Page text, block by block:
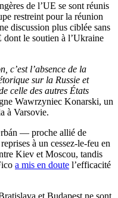
de l’UE se sont réunis
restreint pour la réunion
discussion plus ciblée sans
dont le soutien à l’Ukraine
c’est l’absence de la
sur la Russie et
celle des autres États
Wawrzyniec Konarski, un
à Varsovie.
— proche allié de
à un cessez-le-feu en
Kiev et Moscou, tandis
a mis en doute l’efficacité